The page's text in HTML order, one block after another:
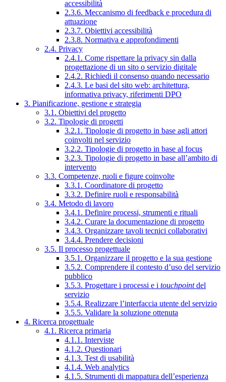
accessibilità
2.3.6. Meccanismo di feedback e procedura di
attuazione
2.3.7. Obiettivi accessibilità
2.3.8. Normativa e approfondimenti
2.4. Privacy
2.4.1. Come rispettare la privacy sin dalla
progettazione di un sito o servizio digitale
2.4.2. Richiedi il consenso quando necessario
2.4.3. Le basi del sito web: architettura,
informativa privacy, riferimenti DPO
3. Pianificazione, gestione e strategia
3.1. Obiettivi del progetto
3.2. Tipologie di progetti
3.2.1. Tipologie di progetto in base agli attori
coinvolti nel servizio
3.2.2. Tipologie di progetto in base al focus
3.2.3. Tipologie di progetto in base all’ambito di
intervento
3.3. Competenze, ruoli e figure coinvolte
3.3.1. Coordinatore di progetto
3.3.2. Definire ruoli e responsabilità
3.4. Metodo di lavoro
3.4.1. Definire processi, strumenti e rituali
3.4.2. Curare la documentazione di progetto
3.4.3. Organizzare tavoli tecnici collaborativi
3.4.4. Prendere decisioni
3.5. Il processo progettuale
3.5.1. Organizzare il progetto e la sua gestione
3.5.2. Comprendere il contesto d’uso del servizio
pubblico
3.5.3. Progettare i processi e i touchpointdel
servizio
3.5.4. Realizzare l’interfaccia utente del servizio
3.5.5. Validare la soluzione ottenuta
4. Ricerca progettuale
4.1. Ricerca primaria
4.1.1. Interviste
4.1.2. Questionari
4.1.3. Test di usabilità
4.1.4. Web analytics
4.1.5. Strumenti di mappatura dell’esperienza